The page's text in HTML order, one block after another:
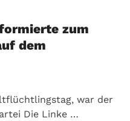
zum
dem
war der
Die Linke …